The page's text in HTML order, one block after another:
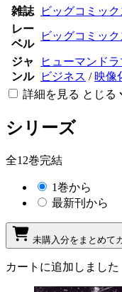
雑誌
ビッグコミッ
レー
ベル
ビッグコミック
ジャ
ンル
ヒューマンドラ
ビジネス / 映像
詳細を見る とじる
シリーズ
全12巻完結
1巻から
最新刊から
未購入分をまとめて
カートに追加しました